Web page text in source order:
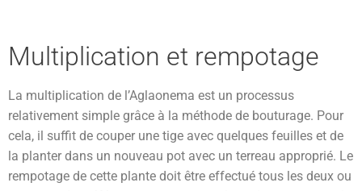
Multiplication et rempotage
La multiplication de l’Aglaonema est un processus
relativement simple grâce à la méthode de bouturage. Pour
cela, il suffit de couper une tige avec quelques feuilles et de
la planter dans un nouveau pot avec un terreau approprié. Le
rempotage de cette plante doit être effectué tous les deux ou